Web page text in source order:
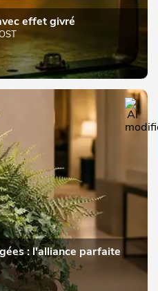
effet givré
: l'alliance parfaite